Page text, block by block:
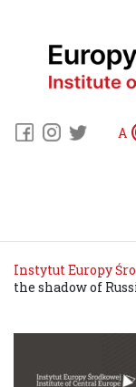
A
Instytut Europy
the shadow of